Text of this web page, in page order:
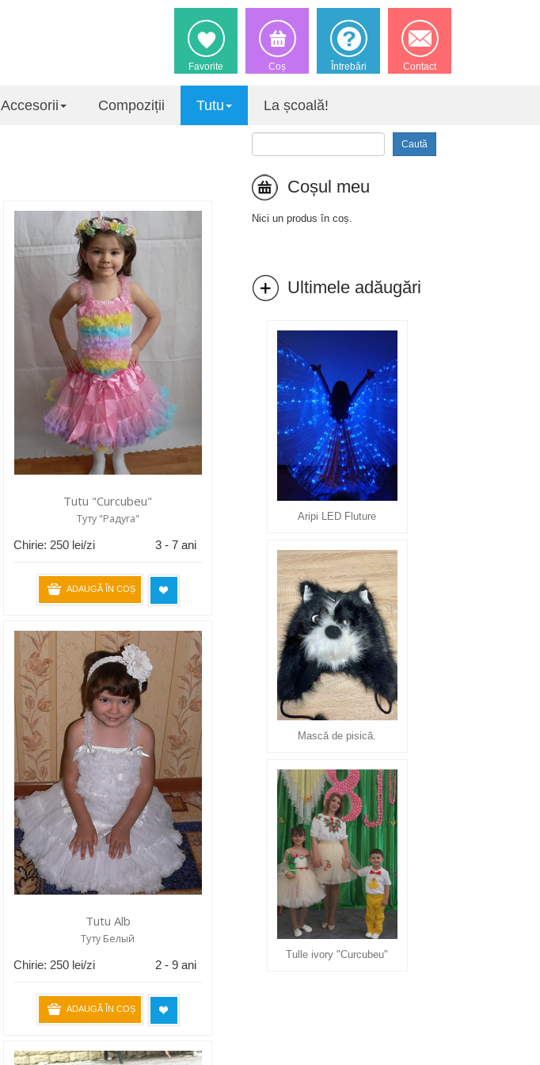
Favorite Coș Întrebări Contact
Accesorii Compoziții Tutu La școală!
Caută
Coșul meu
Nici un produs în coș.
Ultimele adăugări
Aripi LED Fluture
Mască de pisică.
Tulle ivory "Curcubeu"
Tutu "Curcubeu"
Туту "Радуга"
Chirie: 250lei/zi 3 - 7 ani
ADAUGĂ ÎN COȘ
Tutu Alb
Туту Белый
Chirie: 250lei/zi 2 - 9 ani
ADAUGĂ ÎN COȘ